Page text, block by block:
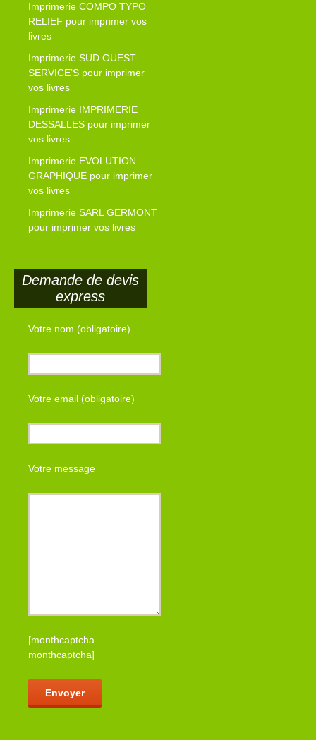
Imprimerie COMPO TYPO
RELIEF pour imprimer vos
livres
Imprimerie SUD OUEST
SERVICE’S pour imprimer
vos livres
Imprimerie IMPRIMERIE
DESSALLES pour imprimer
vos livres
Imprimerie EVOLUTION
GRAPHIQUE pour imprimer
vos livres
Imprimerie SARL GERMONT
pour imprimer vos livres
Demande de devis
express
Votre nom (obligatoire)
Votre email (obligatoire)
Votre message
[monthcaptcha
monthcaptcha]